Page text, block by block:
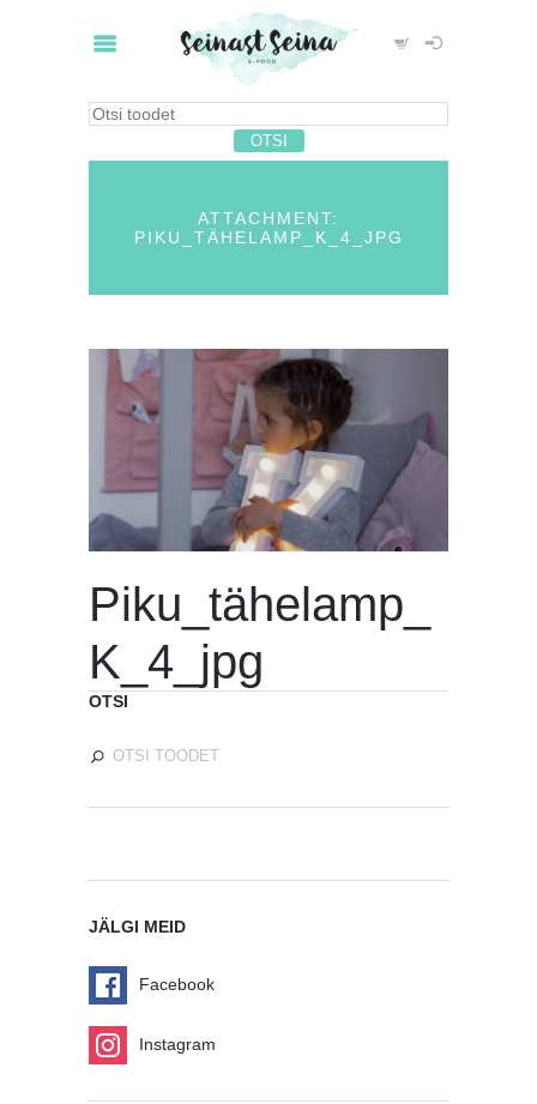
ATTACHMENT:
PIKU_TÄHELAMP_K_4_JPG
Piku_tähelamp_
K_4_jpg
OTSI
JÄLGI MEID
Facebook
Instagram